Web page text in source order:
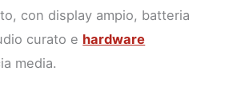
con display ampio, batteria
curato e hardware
media.